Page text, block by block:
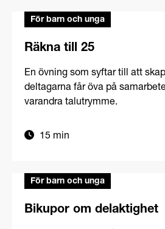
För barn och unga
Räkna till 25
En övning som syftar till att
deltagarna får öva på
varandra talutrymme.
15 min
För barn och unga
Bikupor om delaktighet